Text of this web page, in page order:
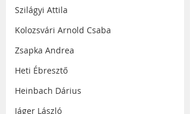
Szilágyi Attila
Kolozsvári Arnold Csaba
Zsapka Andrea
Heti Ébresztő
Heinbach Dárius
Jáger László